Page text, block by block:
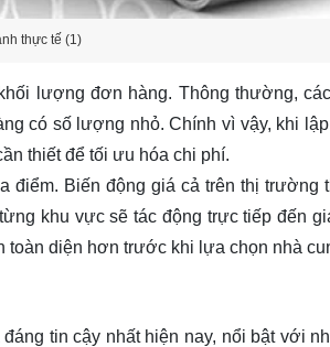
thực tế (1)
lượng đơn hàng. Thông thường,
có số lượng nhỏ. Chính vì vậy, khi
thiết để tối ưu hóa chi phí.
Biến động giá cả trên thị trường
khu vực sẽ tác động trực tiếp đến
diện hơn trước khi lựa chọn nhà
tin cậy nhất hiện nay, nổi bật với